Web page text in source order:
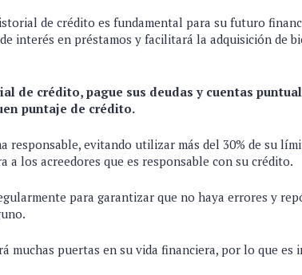
de crédito es fundamental para su futuro
interés en préstamos y facilitará la adquisición de
de crédito, pague sus deudas y cuentas
puntaje de crédito.
responsable, evitando utilizar más del 30% de su
a los acreedores que es responsable con su crédito.
para garantizar que no haya errores y
muchas puertas en su vida financiera, por lo que es